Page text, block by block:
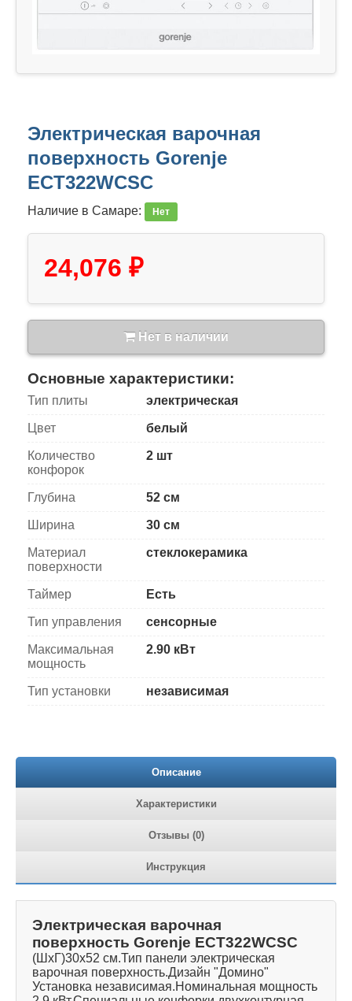
Электрическая варочная
поверхность Gorenje
ECT322WCSC
Наличие в Самаре: Нет
24,076 ₽
Нет в наличии
Основные характеристики:
Тип плиты электрическая
Цвет белый
Количество
конфорок
2 шт
Глубина 52 см
Ширина 30 см
Материал
поверхности
стеклокерамика
Таймер Есть
Тип управления сенсорные
Максимальная
мощность
2.90 кВт
Тип установки независимая
Описание
Характеристики
Отзывы (0)
Инструкция
Электрическая варочная
поверхность Gorenje ECT322WCSC
(ШхГ)30х52 см.Тип панели электрическая
варочная поверхность.Дизайн "Домино"
Установка независимая.Номинальная мощность